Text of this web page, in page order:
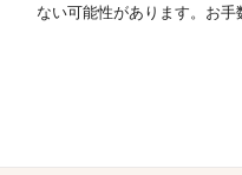
ない可能性があります。お手